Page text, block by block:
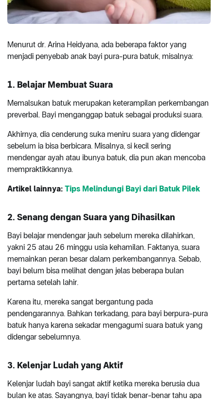
Menurut dr. Arina Heidyana, ada beberapa faktor yang
menjadi penyebab anak bayi pura-pura batuk, misalnya:
1. Belajar Membuat Suara
Memalsukan batuk merupakan keterampilan perkembangan
preverbal. Bayi menganggap batuk sebagai produksi suara.
Akhirnya, dia cenderung suka meniru suara yang didengar
sebelum ia bisa berbicara. Misalnya, si kecil sering
mendengar ayah atau ibunya batuk, dia pun akan mencoba
mempraktikkannya.
Artikel lainnya: Tips Melindungi Bayi dari Batuk Pilek
2. Senang dengan Suara yang Dihasilkan
Bayi belajar mendengar jauh sebelum mereka dilahirkan,
yakni 25 atau 26 minggu usia kehamilan. Faktanya, suara
memainkan peran besar dalam perkembangannya. Sebab,
bayi belum bisa melihat dengan jelas beberapa bulan
pertama setelah lahir.
Karena itu, mereka sangat bergantung pada
pendengarannya. Bahkan terkadang, para bayi berpura-pura
batuk hanya karena sekadar mengagumi suara batuk yang
didengar sebelumnya.
3. Kelenjar Ludah yang Aktif
Kelenjar ludah bayi sangat aktif ketika mereka berusia dua
bulan ke atas. Sayangnya, bayi tidak benar-benar tahu apa